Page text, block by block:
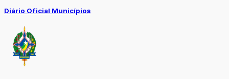
Diário Oficial Municípios